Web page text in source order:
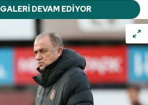
GALERİ DEVAM EDİYOR